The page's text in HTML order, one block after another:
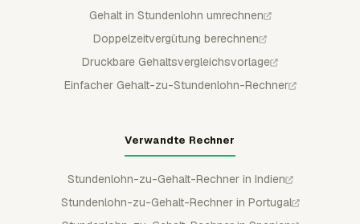
Gehalt in Stundenlohn umrechnen
Doppelzeitvergütung berechnen
Druckbare Gehaltsvergleichsvorlage
Einfacher Gehalt-zu-Stundenlohn-Rechner
Verwandte Rechner
Stundenlohn-zu-Gehalt-Rechner in Indien
Stundenlohn-zu-Gehalt-Rechner in Portugal